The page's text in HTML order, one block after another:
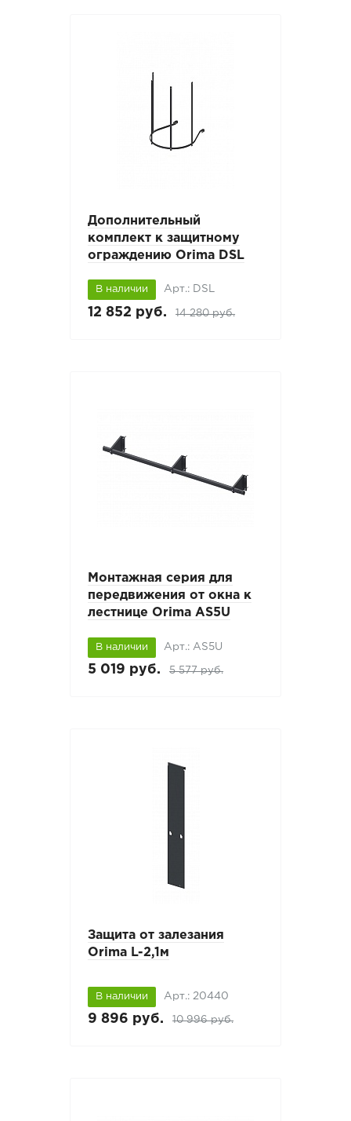
Дополнительный
комплект к защитному
ограждению Orima DSL
В наличии Арт.: DSL
12 852 руб. 14 280 руб.
Монтажная серия для
передвижения от окна к
лестнице Orima AS5U
В наличии Арт.: AS5U
5 019 руб. 5 577 руб.
Защита от залезания
Orima L-2,1м
В наличии Арт.: 20440
9 896 руб. 10 996 руб.